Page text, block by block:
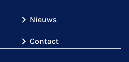
Nieuws
Contact